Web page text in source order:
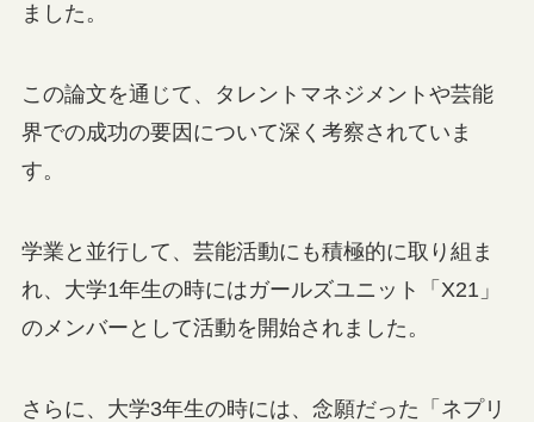
ました。
この論文を通じて、タレントマネジメントや芸能
界での成功の要因について深く考察されていま
す。
学業と並行して、芸能活動にも積極的に取り組ま
れ、大学1年生の時にはガールズユニット「X21」
のメンバーとして活動を開始されました。
さらに、大学3年生の時には、念願だった「ネプリ